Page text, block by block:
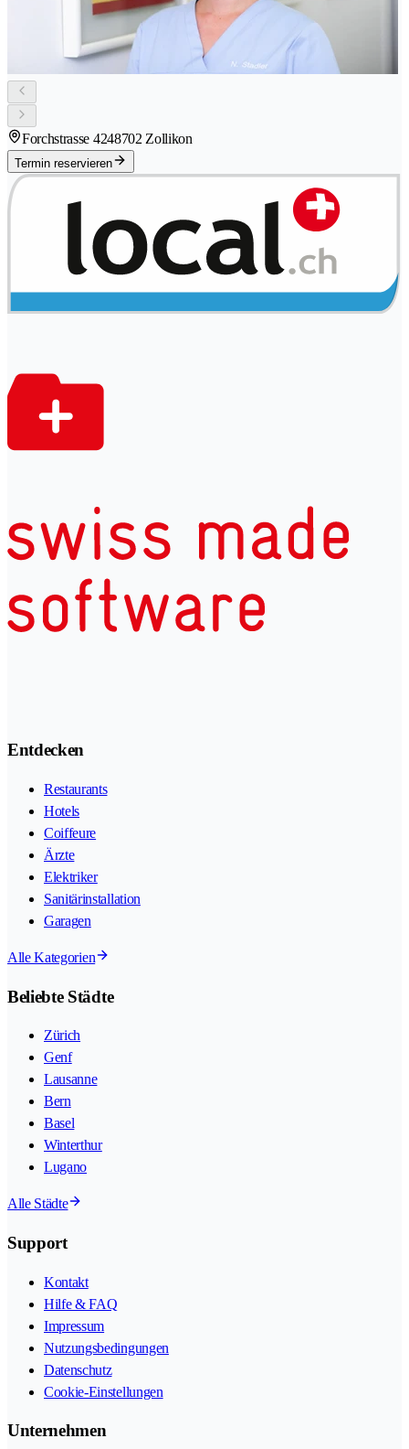
Forchstrasse 4248702 Zollikon
Termin reservieren
Entdecken
Restaurants
Hotels
Coiffeure
Ärzte
Elektriker
Sanitärinstallation
Garagen
Alle Kategorien
Beliebte Städte
Zürich
Genf
Lausanne
Bern
Basel
Winterthur
Lugano
Alle Städte
Support
Kontakt
Hilfe & FAQ
Impressum
Nutzungsbedingungen
Datenschutz
Cookie-Einstellungen
Unternehmen